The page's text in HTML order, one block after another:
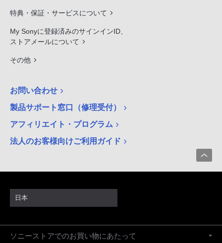
特典・保証・サービスについて
My Sonyに登録済みのサインインID、
ストアメールについて
その他
お問い合わせ
製品サポート窓口（修理受付）
アフィリエイト・プログラム
法人のお客様向けご利用ガイド
日本
ソニーストアでのお買い物にあたって